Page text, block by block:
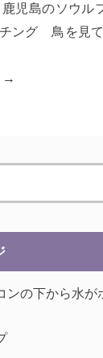
児島のソウル
ング 鳥を見て
→
ンの下から水が